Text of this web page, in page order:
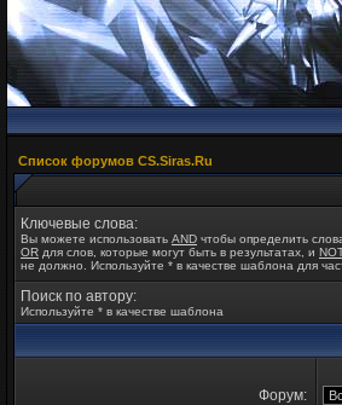
Список форумов CS.Siras.Ru
Ключевые слова:
Вы можете использовать AND чтобы определить
OR для слов, которые могут быть в результатах, и
не должно. Используйте * в качестве шаблона для
Поиск по автору:
Используйте * в качестве шаблона
Форум: